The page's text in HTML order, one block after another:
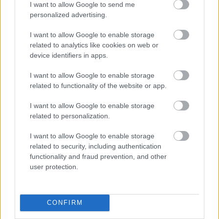
I want to allow Google to send me
personalized advertising.
I want to allow Google to enable storage
related to analytics like cookies on web or
device identifiers in apps.
I want to allow Google to enable storage
related to functionality of the website or app.
I want to allow Google to enable storage
related to personalization.
I want to allow Google to enable storage
related to security, including authentication
functionality and fraud prevention, and other
user protection.
CONFIRM
részvételtől is eltiltották – a bajnokságban már
nem szereplő McLaren esetében ilyet
értelemszerűen most nem lehetett kiszabni.